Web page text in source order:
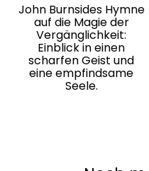
John Burnsides Hymne
auf die Magie der
Vergänglichkeit:
Einblick in einen
scharfen Geist und
eine empfindsame
Seele.